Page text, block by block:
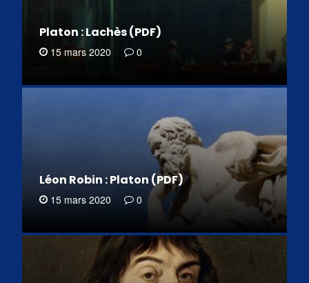
Platon : Lachès (PDF)
15 mars 2020 0
Léon Robin : Platon (PDF)
15 mars 2020 0